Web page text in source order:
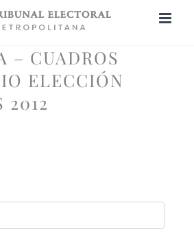
– CUADROS
ELECCIÓN
2012